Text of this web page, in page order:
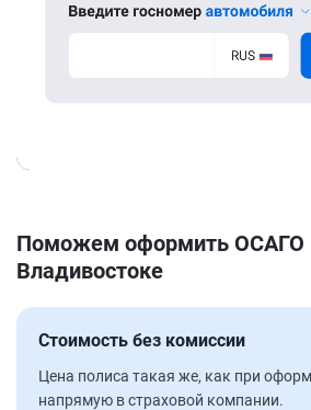
Поможем оформить ОСАГО
Владивостоке
Стоимость без комиссии
Цена полиса такая же, как при
напрямую в страховой компании.